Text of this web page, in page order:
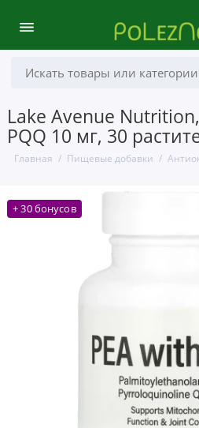
Lake Avenue
PQQ 10 мг, 30
Главная Пищевые добавки
+ 30 бонусов